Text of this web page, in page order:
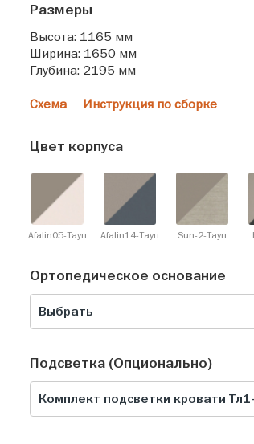
Размеры
Высота: 1165 мм
Ширина: 1650 мм
Глубина: 2195 мм
Схема Инструкция по сборке
Цвет корпуса
Afalin05-Тауп Afalin14-Тауп Sun-2-Тауп
Ортопедическое основание
Выбрать
Подсветка (Опционально)
Комплект подсветки кровати